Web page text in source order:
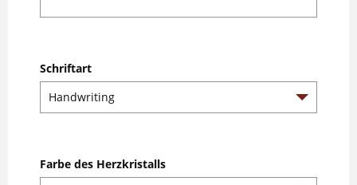
Schriftart
Farbe des Herzkristalls